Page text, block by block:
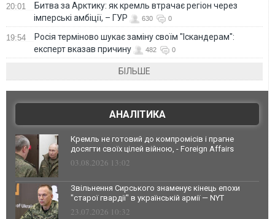
20:01
Битва за Арктику: як кремль втрачає регіон через
імперські амбіції, – ГУР
630 0
19:54
Росія терміново шукає заміну своїм "Іскандерам":
експерт вказав причину
482 0
БІЛЬШЕ
АНАЛІТИКА
Кремль не готовий до компромісів і прагне
досягти своїх цілей війною, - Foreign Affairs
03.08.2026 13:02
Звільнення Сирського знаменує кінець епохи
"старої гвардії" в українській армії — NYT
23.07.2026 10:32